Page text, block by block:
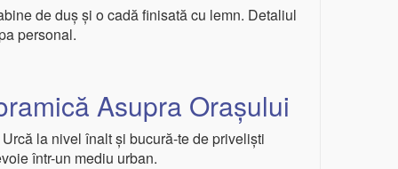
de duș și o cadă finisată cu lemn. Detaliul
personal.
Asupra Orașului
la nivel înalt și bucură-te de priveliști
într-un mediu urban.